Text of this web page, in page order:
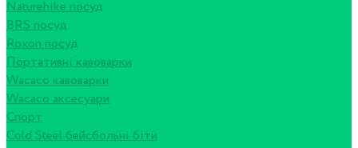
Naturehike посуд
BRS посуд
Roxon посуд
Портативні кавоварки
Wacaco кавоварки
Wacaco аксесуари
Спорт
Cold Steel бейсбольні біти